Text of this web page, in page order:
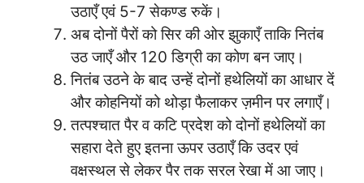
उठाएँ एवं 5-7 सेकण्ड रुकें।
अब दोनों पैरों को सिर की ओर झुकाएँ ताकि नितंब
उठ जाएँ और 120 डिग्री का कोण बन जाए।
नितंब उठने के बाद उन्हें दोनों हथेलियों का आधार दें
और कोहनियों को थोड़ा फैलाकर ज़मीन पर लगाएँ।
तत्पश्चात पैर व कटि प्रदेश को दोनों हथेलियों का
सहारा देते हुए इतना ऊपर उठाएँ कि उदर एवं
वक्षस्थल से लेकर पैर तक सरल रेखा में आ जाए।